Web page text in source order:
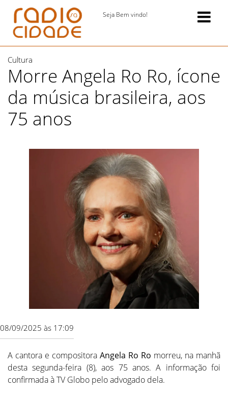
Seja Bem vindo!
Cultura
Morre Angela Ro Ro, ícone
da música brasileira, aos
75 anos
08/09/2025 às 17:09
A cantora e compositora Angela Ro Ro morreu, na manhã
desta segunda-feira (8), aos 75 anos. A informação foi
confirmada à TV Globo pelo advogado dela.